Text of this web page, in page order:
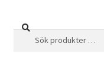
Sök